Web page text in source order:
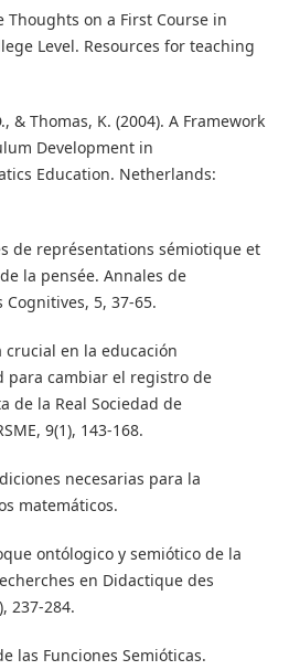
Thoughts on a First Course in
Level. Resources for teaching
& Thomas, K. (2004). A Framework
Development in
Education. Netherlands:
de représentations sémiotique et
la pensée. Annales de
5, 37-65.
crucial en la educación
para cambiar el registro de
de la Real Sociedad de
9(1), 143-168.
necesarias para la
matemáticos.
ontólogico y semiótico de la
en Didactique des
237-284.
las Funciones Semióticas.